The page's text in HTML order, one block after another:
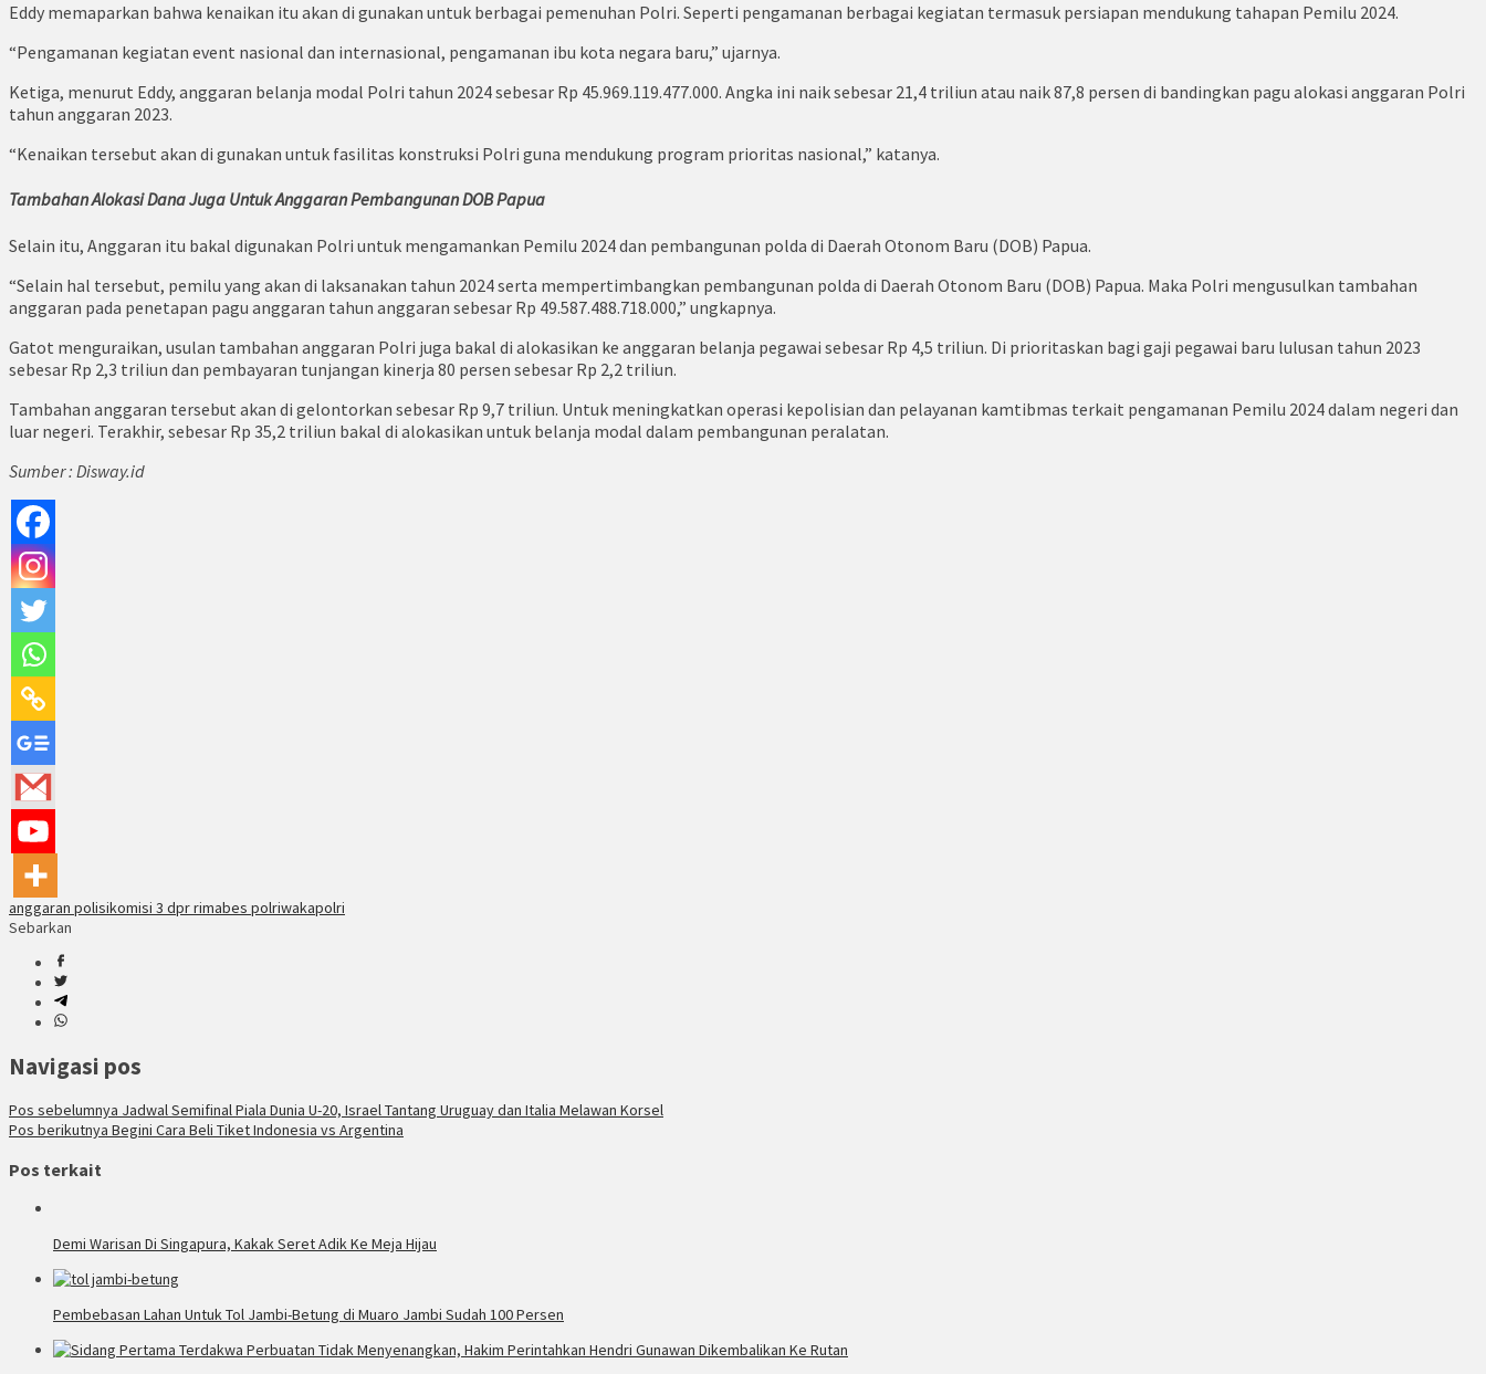
Eddy memaparkan bahwa kenaikan itu akan di gunakan untuk berbagai pemenuhan Polri. Seperti pengamanan berbagai kegiatan termasuk persiapan mendukung tahapan Pemilu 2024.
“Pengamanan kegiatan event nasional dan internasional, pengamanan ibu kota negara baru,” ujarnya.
Ketiga, menurut Eddy, anggaran belanja modal Polri tahun 2024 sebesar Rp 45.969.119.477.000. Angka ini naik sebesar 21,4 triliun atau naik 87,8 persen di bandingkan pagu alokasi anggaran Polri
tahun anggaran 2023.
“Kenaikan tersebut akan di gunakan untuk fasilitas konstruksi Polri guna mendukung program prioritas nasional,” katanya.
Tambahan Alokasi Dana Juga Untuk Anggaran Pembangunan DOB Papua
Selain itu, Anggaran itu bakal digunakan Polri untuk mengamankan Pemilu 2024 dan pembangunan polda di Daerah Otonom Baru (DOB) Papua.
“Selain hal tersebut, pemilu yang akan di laksanakan tahun 2024 serta mempertimbangkan pembangunan polda di Daerah Otonom Baru (DOB) Papua. Maka Polri mengusulkan tambahan
anggaran pada penetapan pagu anggaran tahun anggaran sebesar Rp 49.587.488.718.000,” ungkapnya.
Gatot menguraikan, usulan tambahan anggaran Polri juga bakal di alokasikan ke anggaran belanja pegawai sebesar Rp 4,5 triliun. Di prioritaskan bagi gaji pegawai baru lulusan tahun 2023
sebesar Rp 2,3 triliun dan pembayaran tunjangan kinerja 80 persen sebesar Rp 2,2 triliun.
Tambahan anggaran tersebut akan di gelontorkan sebesar Rp 9,7 triliun. Untuk meningkatkan operasi kepolisian dan pelayanan kamtibmas terkait pengamanan Pemilu 2024 dalam negeri dan
luar negeri. Terakhir, sebesar Rp 35,2 triliun bakal di alokasikan untuk belanja modal dalam pembangunan peralatan.
Sumber : Disway.id
anggaran polisikomisi 3 dpr rimabes polriwakapolri
Sebarkan
Navigasi pos
Pos sebelumnya Jadwal Semifinal Piala Dunia U-20, Israel Tantang Uruguay dan Italia Melawan Korsel
Pos berikutnya Begini Cara Beli Tiket Indonesia vs Argentina
Pos terkait
Demi Warisan Di Singapura, Kakak Seret Adik Ke Meja Hijau
Pembebasan Lahan Untuk Tol Jambi-Betung di Muaro Jambi Sudah 100 Persen